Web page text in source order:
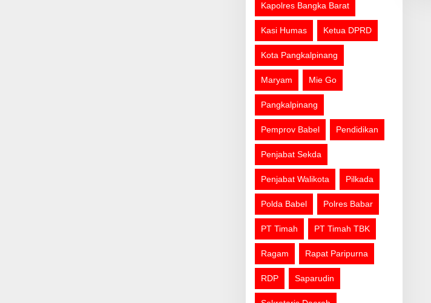
Kapolres Bangka Barat
Kasi Humas Ketua DPRD
Kota Pangkalpinang
Maryam Mie Go
Pangkalpinang
Pemprov Babel Pendidikan
Penjabat Sekda
Penjabat Walikota Pilkada
Polda Babel Polres Babar
PT Timah PT Timah TBK
Ragam Rapat Paripurna
RDP Saparudin